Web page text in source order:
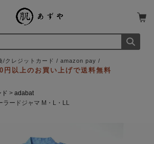
/クレジットカード / amazon pay /
円以上のお買い上げで送料無料
ド
adabat
ラードジャマ M・L・LL